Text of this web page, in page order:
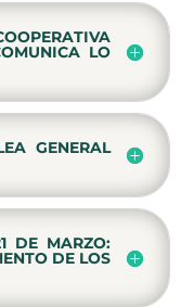
LO
GENERAL
DE MARZO:
DE LOS